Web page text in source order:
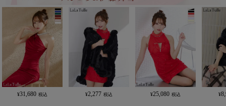
31,680 2,277 25,080